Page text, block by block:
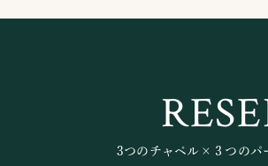
3つのチャペル×３つのパ